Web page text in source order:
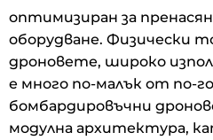
оптимизиран за
оборудване. Физически
дроновете, широко
е много по-малък от по-
бомбардировъчни
модулна архитектура,